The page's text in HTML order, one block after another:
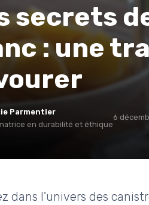
secrets
: une
Parmentier
en durabilité et éthique
6
dans l'univers des